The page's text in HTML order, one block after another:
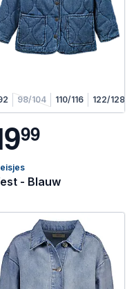
98/104 110/116 122/128
999
- Blauw